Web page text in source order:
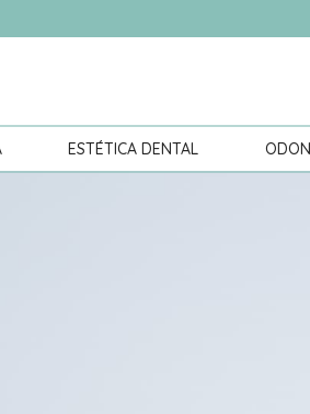
ESTÉTICA DENTAL